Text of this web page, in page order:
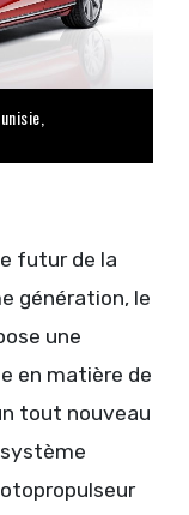
futur de la
génération, le
une
en matière de
tout nouveau